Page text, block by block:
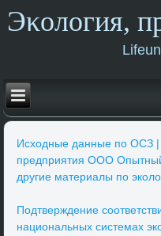
Эκология,
Исходные данные по ОСЗ |
предприятия ООО
другие материалы по
Подтверждение
национальных системах